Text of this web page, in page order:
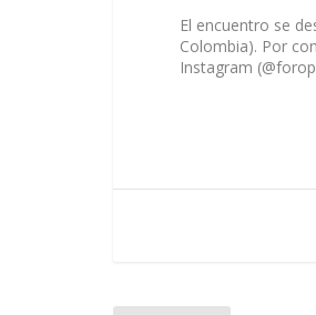
El encuentro se
Colombia). Por
Instagram